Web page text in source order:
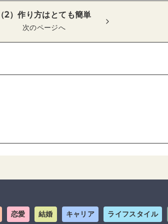
（2）作り方はとても簡単
次のページへ
恋愛 結婚 キャリア ライフスタイル